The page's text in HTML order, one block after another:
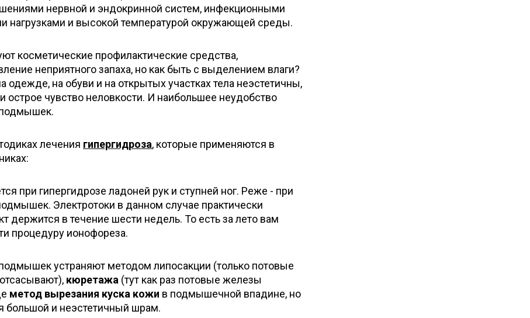
нервной и эндокринной систем, инфекционными
нагрузками и высокой температурой окружающей среды.
косметические профилактические средства,
неприятного запаха, но как быть с выделением влаги?
на обуви и на открытых участках тела неэстетичны,
чувство неловкости. И наибольшее неудобство
лечения гипергидроза, которые применяются в
при гипергидрозе ладоней рук и ступней ног. Реже - при
Электротоки в данном случае практически
держится в течение шести недель. То есть за лето вам
процедуру ионофореза.
устраняют методом липосакции (только потовые
кюретажа (тут как раз потовые железы
метод вырезания куска кожи в подмышечной впадине, но
большой и неэстетичный шрам.